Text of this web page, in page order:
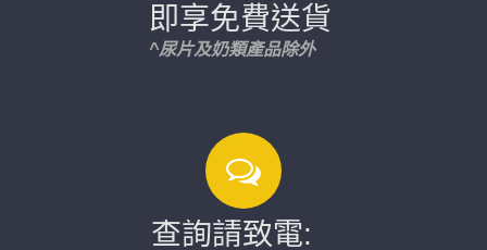
即享免費送貨
^尿片及奶類產品除外
查詢請致電: